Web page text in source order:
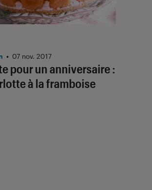
pour un anniversaire :
à la framboise
• 07 nov. 2017